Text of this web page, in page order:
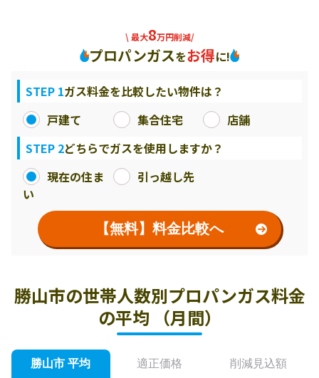
\ 最大8万円削減/
プロパンガスをお得に!
STEP 1ガス料金を比較したい物件は？
戸建て
集合住宅
店舗
STEP 2どちらでガスを使用しますか？
現在の住ま
い
引っ越し先
【無料】料金比較へ
勝山市の世帯人数別プロパンガス料金
の平均 （月間）
勝山市 平均 適正価格 削減見込額